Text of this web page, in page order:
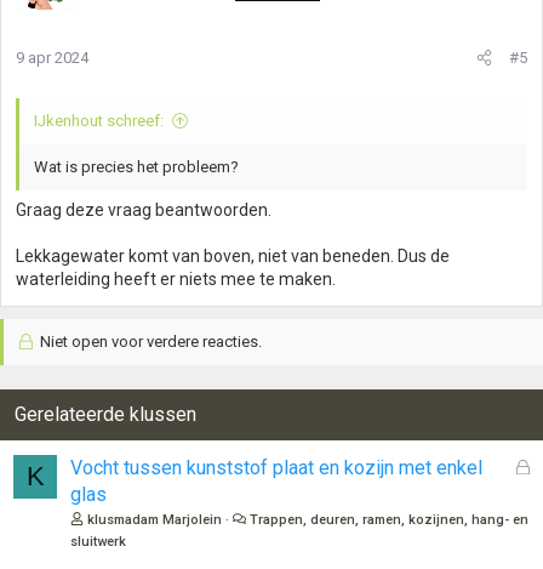
9 apr 2024 #5
IJkenhout schreef:
Wat is precies het probleem?
Graag deze vraag beantwoorden.
Lekkagewater komt van boven, niet van beneden. Dus de
waterleiding heeft er niets mee te maken.
Niet open voor verdere reacties.
Gerelateerde klussen
K
G
Vocht tussen kunststof plaat en kozijn met enkel
glas
klusmadam Marjolein
Trappen, deuren, ramen, kozijnen, hang- en
sluitwerk